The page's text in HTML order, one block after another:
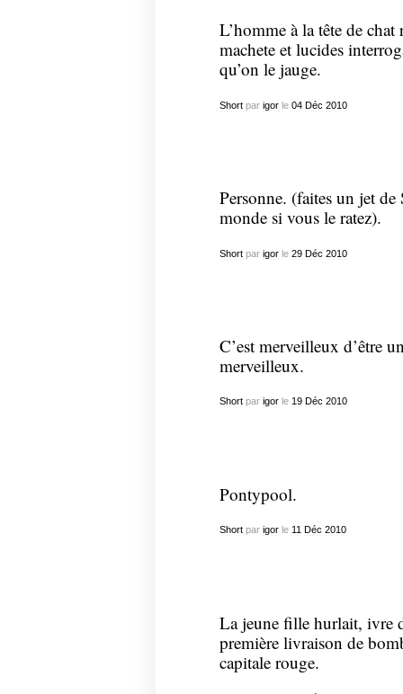
L’homme à la tête de
machete et lucides
qu’on le jauge.
Shortpar igorle 04 Déc 2010
Personne. (faites un jet
monde si vous le ratez).
Shortpar igorle 29 Déc 2010
C’est merveilleux d’être
merveilleux.
Shortpar igorle 19 Déc 2010
Pontypool.
Shortpar igorle 11 Déc 2010
La jeune fille hurlait, ivre
première livraison de
capitale rouge.